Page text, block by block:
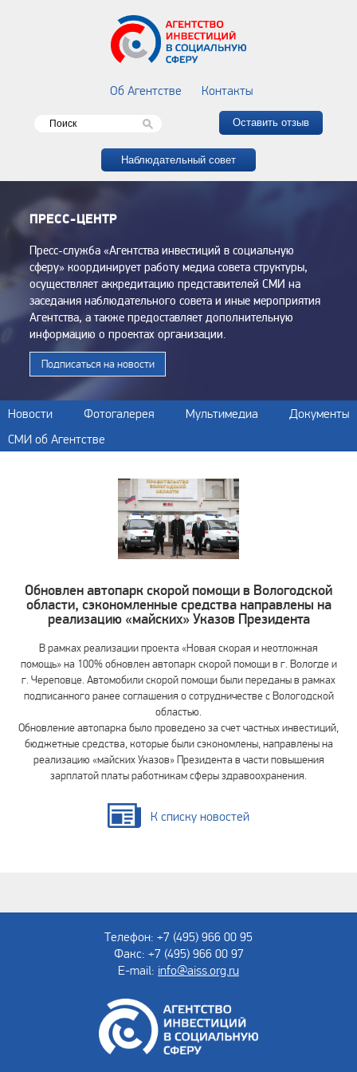
Об Агентстве Контакты
Оставить отзыв
Наблюдательный совет
ПРЕСС-ЦЕНТР
Пресс-служба «Агентства инвестиций в социальную
сферу» координирует работу медиа совета структуры,
осуществляет аккредитацию представителей СМИ на
заседания наблюдательного совета и иные мероприятия
Агентства, а также предоставляет дополнительную
информацию о проектах организации.
Подписаться на новости
Новости Фотогалерея Мультимедиа
Документы
СМИ об Агентстве
Обновлен автопарк скорой помощи в Вологодской
области, сэкономленные средства направлены на
реализацию «майских» Указов Президента
В рамках реализации проекта «Новая скорая и неотложная
помощь» на 100% обновлен автопарк скорой помощи в г. Вологде и
г. Череповце. Автомобили скорой помощи были переданы в рамках
подписанного ранее соглашения о сотрудничестве с Вологодской
областью.
Обновление автопарка было проведено за счет частных инвестиций,
бюджетные средства, которые были сэкономлены, направлены на
реализацию «майских Указов» Президента в части повышения
зарплатой платы работникам сферы здравоохранения.
К списку новостей
Телефон: +7 (495) 966 00 95
Факс: +7 (495) 966 00 97
E-mail: info@aiss.org.ru